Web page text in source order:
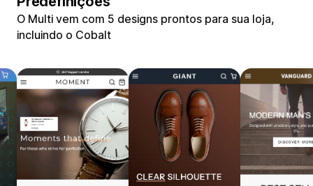
O Multi vem com 5 designs prontos para sua loja,
incluindo o Cobalt